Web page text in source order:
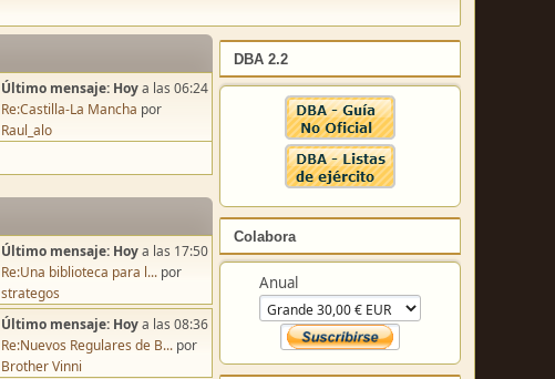
DBA 2.2
Colabora
Anual
Último mensaje: Hoya las 06:24
Re:Castilla-La Mancha por
Raul_alo
Último mensaje: Hoya las 17:50
Re:Una biblioteca para l... por
strategos
Último mensaje: Hoya las 08:36
Re:Nuevos Regulares de B... por
Brother Vinni